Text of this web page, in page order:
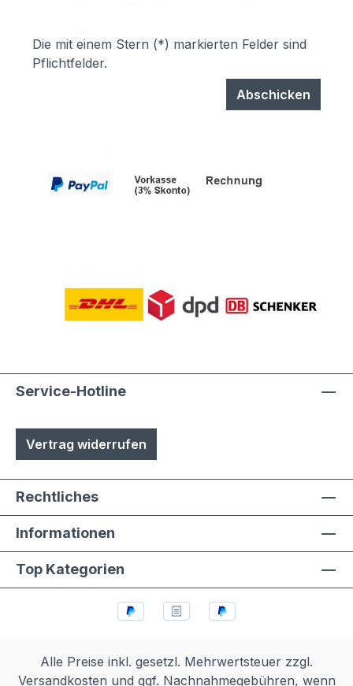
Die mit einem Stern (*) markierten Felder sind
Pflichtfelder.
Abschicken
Service-Hotline
Vertrag widerrufen
Rechtliches
Informationen
Top Kategorien
Alle Preise inkl. gesetzl. Mehrwertsteuer zzgl.
Versandkosten und ggf. Nachnahmegebühren, wenn